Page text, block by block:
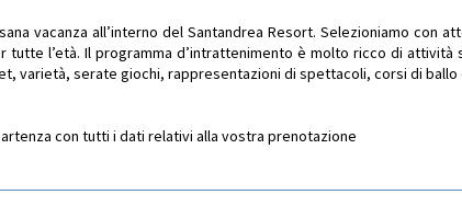
vacanza all’interno del Santandrea Resort. Selezioniamo con
l’età. Il programma d’intrattenimento è molto ricco di
varietà, serate giochi, rappresentazioni di spettacoli, corsi di ballo
con tutti i dati relativi alla vostra prenotazione